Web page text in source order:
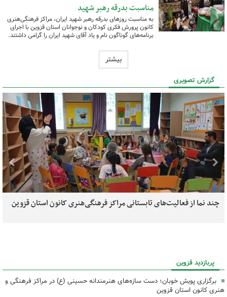
مناسبت بدرقه رهبر شهید
به مناسبت روزهای بدرقه رهبر شهید ایران، مراکز فرهنگی‌هنری
کانون پرورش فکری کودکان و نوجوانان استان قزوین با اجرای
برنامه‌های گوناگون نام و یاد آقای شهید ایران را گرامی داشتند.
بیشتر
گزارش تصویری
چند نما از فعالیت‌های تابستانی مراکز فرهنگی‌هنری کانون استان قزوین
پربازدید قزوین
برگزاری پویش خوبان؛ دست سازه‌های هنرمندانه حسینی (ع) در مراکز فرهنگی و
هنری کانون استان قزوین